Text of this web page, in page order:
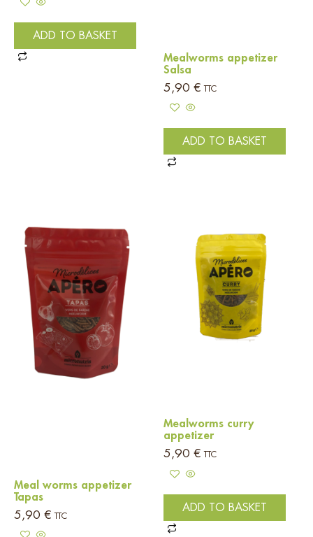
ADD TO BASKET
Mealworms appetizer
Salsa
5,90 € TTC
ADD TO BASKET
Meal worms appetizer
Tapas
5,90 € TTC
Mealworms curry
appetizer
5,90 € TTC
ADD TO BASKET